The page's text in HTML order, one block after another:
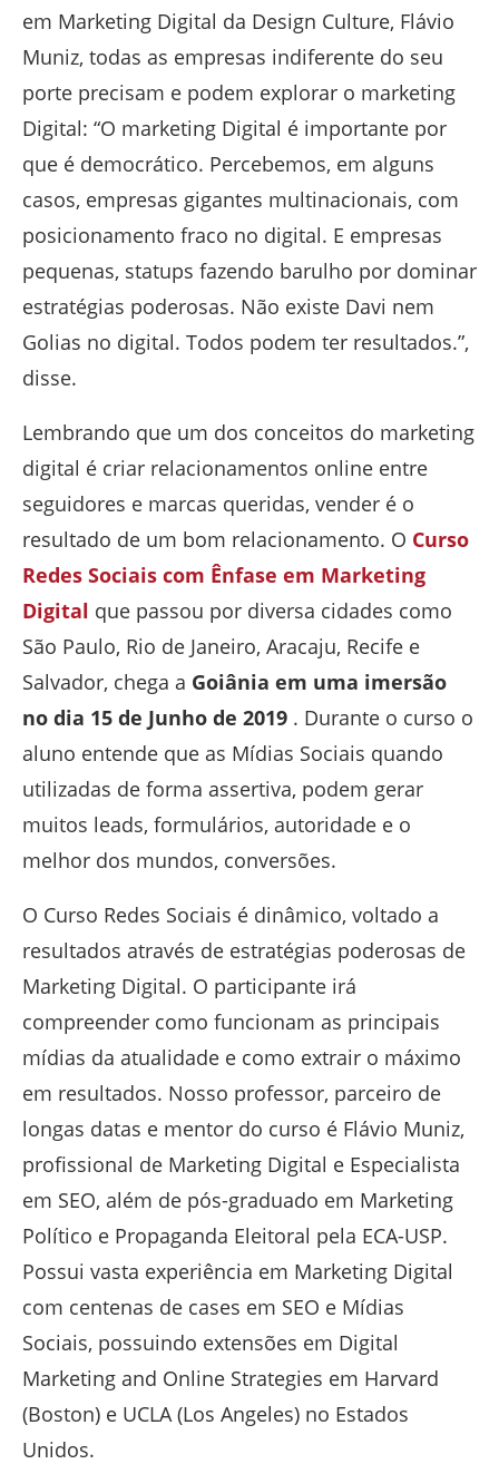
em Marketing Digital da Design Culture, Flávio
Muniz, todas as empresas indiferente do seu
porte precisam e podem explorar o marketing
Digital: “O marketing Digital é importante por
que é democrático. Percebemos, em alguns
casos, empresas gigantes multinacionais, com
posicionamento fraco no digital. E empresas
pequenas, statups fazendo barulho por dominar
estratégias poderosas. Não existe Davi nem
Golias no digital. Todos podem ter resultados.”,
disse.
Lembrando que um dos conceitos do marketing
digital é criar relacionamentos online entre
seguidores e marcas queridas, vender é o
resultado de um bom relacionamento. O Curso
Redes Sociais com Ênfase em Marketing
Digital que passou por diversa cidades como
São Paulo, Rio de Janeiro, Aracaju, Recife e
Salvador, chega a Goiânia em uma imersão
no dia 15 de Junho de 2019 . Durante o curso o
aluno entende que as Mídias Sociais quando
utilizadas de forma assertiva, podem gerar
muitos leads, formulários, autoridade e o
melhor dos mundos, conversões.
O Curso Redes Sociais é dinâmico, voltado a
resultados através de estratégias poderosas de
Marketing Digital. O participante irá
compreender como funcionam as principais
mídias da atualidade e como extrair o máximo
em resultados. Nosso professor, parceiro de
longas datas e mentor do curso é Flávio Muniz,
profissional de Marketing Digital e Especialista
em SEO, além de pós-graduado em Marketing
Político e Propaganda Eleitoral pela ECA-USP.
Possui vasta experiência em Marketing Digital
com centenas de cases em SEO e Mídias
Sociais, possuindo extensões em Digital
Marketing and Online Strategies em Harvard
(Boston) e UCLA (Los Angeles) no Estados
Unidos.